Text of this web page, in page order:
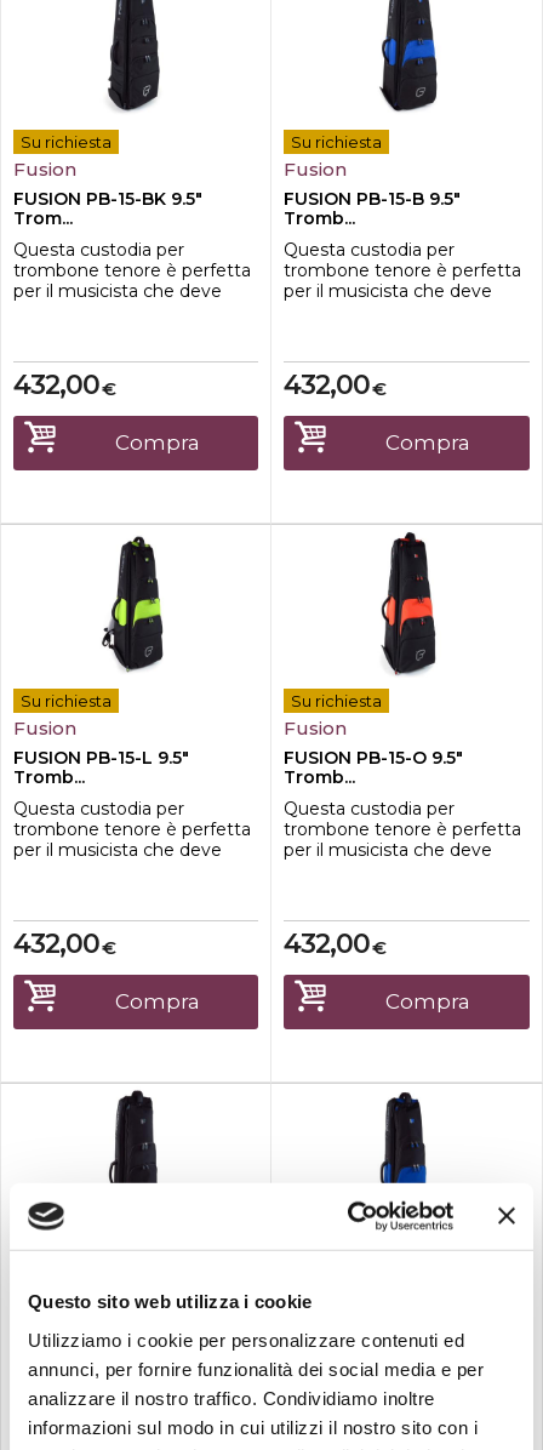
Questo sito web utilizza i cookie
Utilizziamo i cookie per personalizzare contenuti ed
annunci, per fornire funzionalità dei social media e per
analizzare il nostro traffico. Condividiamo inoltre
informazioni sul modo in cui utilizzi il nostro sito con i
Su richiesta
Fusion
FUSION PB-15-BK 9.5"
Trom...
Questa custodia per
trombone tenore è perfetta
per il musicista che deve
sicurezza. Il nuovo design
consente di aprire
completamente lo
scomparto principale della
borsa e accedere facilmente
al
€
432,00
Compra
Su richiesta
Fusion
FUSION PB-15-B 9.5"
Tromb...
Questa custodia per
trombone tenore è perfetta
per il musicista che deve
sicurezza. Il nuovo design
consente di aprire
completamente lo
scomparto principale della
borsa e accedere facilmente
al
€
432,00
Compra
Su richiesta
Fusion
FUSION PB-15-L 9.5"
Tromb...
Questa custodia per
trombone tenore è perfetta
per il musicista che deve
sicurezza. Il nuovo design
consente di aprire
completamente lo
scomparto principale della
borsa e accedere facilmente
al
€
432,00
Compra
Su richiesta
Fusion
FUSION PB-15-O 9.5"
Tromb...
Questa custodia per
trombone tenore è perfetta
per il musicista che deve
sicurezza. Il nuovo design
consente di aprire
completamente lo
scomparto principale della
borsa e accedere facilmente
al
€
432,00
Compra
FUSION PB-14-BK 8.5"
Trom...
Questa custodia è perfetta
per il musicista che deve
trasportare il proprio
strumento senza
Tromb...
Questa custodia è perfetta
per il musicista che deve
trasportare il proprio
strumento senza